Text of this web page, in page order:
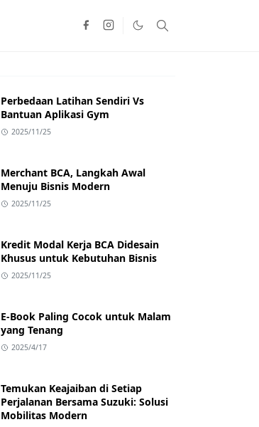
Perbedaan Latihan Sendiri Vs
Bantuan Aplikasi Gym
2025/11/25
Merchant BCA, Langkah Awal
Menuju Bisnis Modern
2025/11/25
Kredit Modal Kerja BCA Didesain
Khusus untuk Kebutuhan Bisnis
2025/11/25
E-Book Paling Cocok untuk Malam
yang Tenang
2025/4/17
Temukan Keajaiban di Setiap
Perjalanan Bersama Suzuki: Solusi
Mobilitas Modern